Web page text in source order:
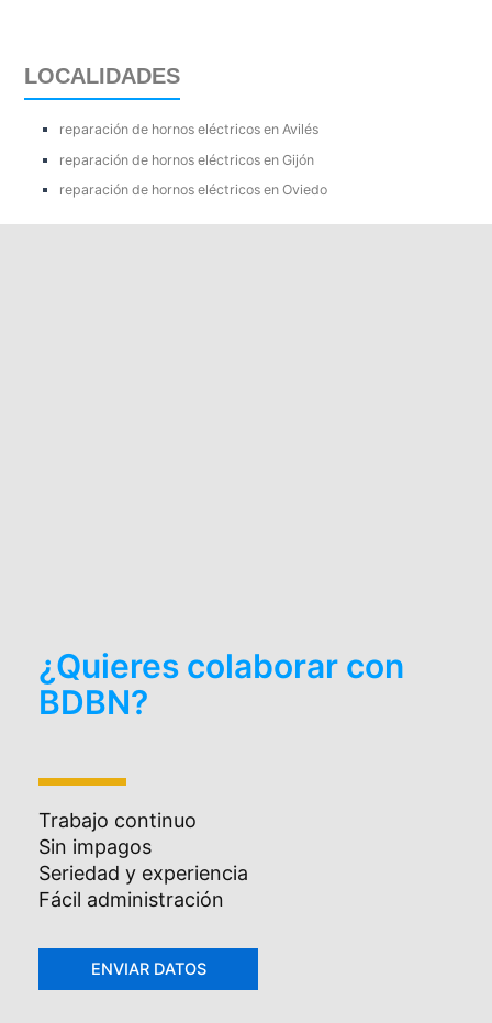
LOCALIDADES
reparación de hornos eléctricos en Avilés
reparación de hornos eléctricos en Gijón
reparación de hornos eléctricos en Oviedo
¿Quieres colaborar con
BDBN?
Trabajo continuo
Sin impagos
Seriedad y experiencia
Fácil administración